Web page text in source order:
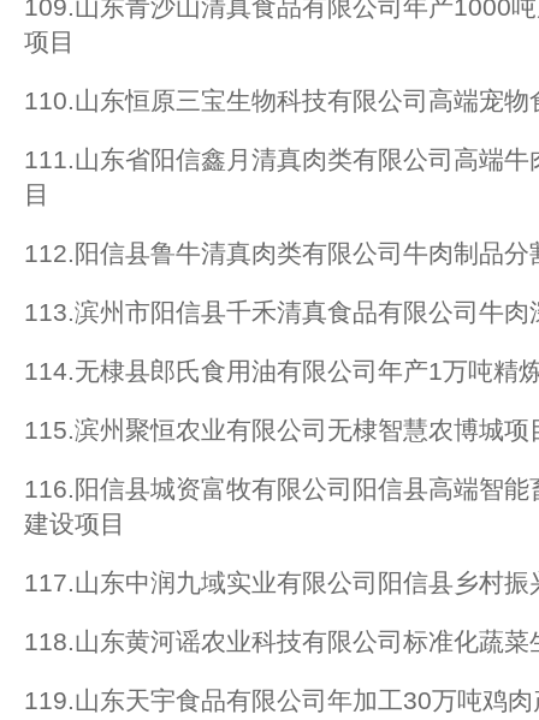
109.山东青沙山清真食品有限公司年产1000
项目
110.山东恒原三宝生物科技有限公司高端宠物
111.山东省阳信鑫月清真肉类有限公司高端
目
112.阳信县鲁牛清真肉类有限公司牛肉制品分
113.滨州市阳信县千禾清真食品有限公司牛肉
114.无棣县郎氏食用油有限公司年产1万吨精
115.滨州聚恒农业有限公司无棣智慧农博城项
116.阳信县城资富牧有限公司阳信县高端智
建设项目
117.山东中润九域实业有限公司阳信县乡村
118.山东黄河谣农业科技有限公司标准化蔬菜
119.山东天宇食品有限公司年加工30万吨鸡